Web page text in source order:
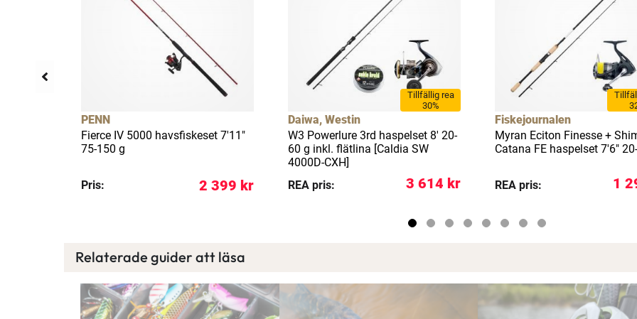
PENN
Fierce IV 5000 havsfiskeset 7'11"
75-150 g
Pris: 2 399 kr
Tillfällig rea
30%
Daiwa, Westin
W3 Powerlure 3rd haspelset 8' 20-
60 g inkl. flätlina [Caldia SW
4000D-CXH]
REA pris:
3 614 kr
Fiskejournalen
Myran Eciton Finesse +
Catana FE haspelset 7'6"
REA pris: 1
Relaterade guider att läsa